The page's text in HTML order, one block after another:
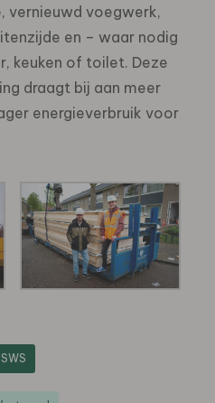
vernieuwd voegwerk,
en – waar nodig
keuken of toilet. Deze
draagt bij aan meer
energieverbruik voor